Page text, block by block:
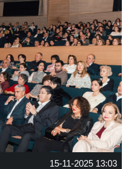
15-11-2025 13:03